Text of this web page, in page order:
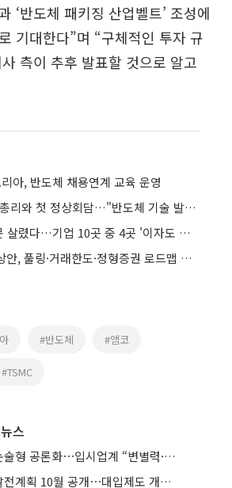
‘반도체 패키징 산업벨트’ 조성에
기대한다”며 “구체적인 투자 규
측이 추후 발표할 것으로 알고
아, 반도체 채용연계 교육 운영
이 대통령, 벨기에 총리와 첫 정상회담…"반도체 기술 발전 혜택 함께 누리자"
반도체가 벌어도 못 살렸다…기업 10곳 중 4곳 '이자도 못 갚아'
STO 하위법규 예상안, 풀링·거래한도·정형증권 로드맵 제시
#반도체 #앰코
#TSMC
스
수능 절대평가·서논술형 공론화⋯입시업계 “변별력·사교육 대책 먼저”
국교위, 국가교육발전계획 10월 공개⋯대입제도 개편 공론화 추진